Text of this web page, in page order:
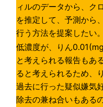
ィルのデータから、ク
を推定して、予測から
行う方法を提案したい
低濃度が、りん
と考えられる報告もあ
ると考えられるため、
過去に行った疑似嫌気
除去の兼ね合いもある